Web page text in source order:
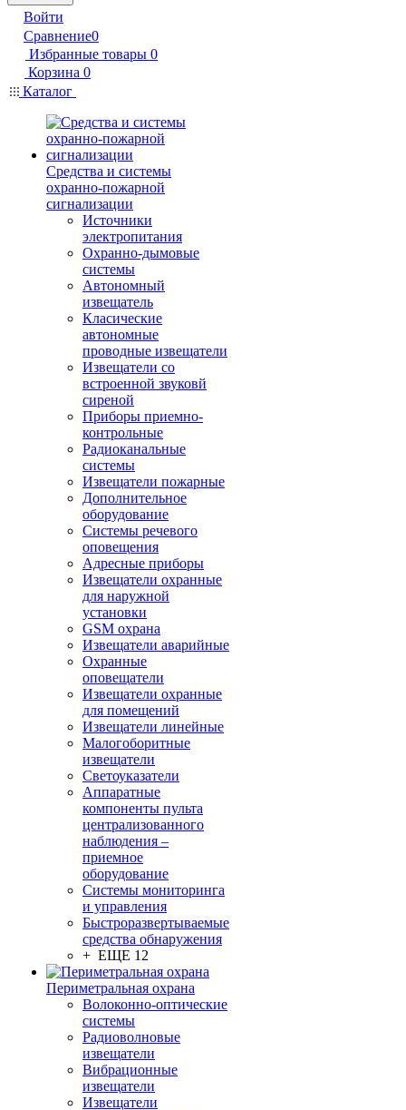
Войти
Сравнение0
Избранные товары 0
Корзина 0
Каталог
Средства и системы
охранно-пожарной
сигнализации
Источники
электропитания
Охранно-дымовые
системы
Автономный
извещатель
Класические
автономные
проводные извещатели
Извещатели со
встроенной звуковй
сиреной
Приборы приемно-
контрольные
Радиоканальные
системы
Извещатели пожарные
Дополнительное
оборудование
Системы речевого
оповещения
Адресные приборы
Извещатели охранные
для наружной
установки
GSM охрана
Извещатели аварийные
Охранные
оповещатели
Извещатели охранные
для помещений
Извещатели линейные
Малогоборитные
извещатели
Светоуказатели
Аппаратные
компоненты пульта
централизованного
наблюдения –
приемное
оборудование
Системы мониторинга
и управления
Быстроразвертываемые
средства обнаружения
+ ЕЩЕ 12
Периметральная охрана
Волоконно-оптические
системы
Радиоволновые
извещатели
Вибрационные
извещатели
Извещатели